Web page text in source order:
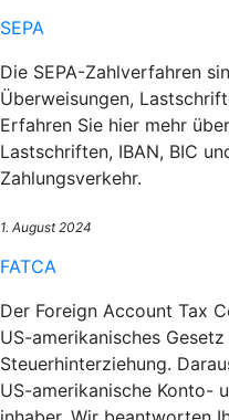
SEPA
Die SEPA-Zahlverfahren
Überweisungen,
Erfahren Sie hier mehr
Lastschriften, IBAN, BIC
Zahlungsverkehr.
1. August 2024
FATCA
Der Foreign Account Tax
US-amerikanisches
Steuerhinterziehung.
US-amerikanische Konto-